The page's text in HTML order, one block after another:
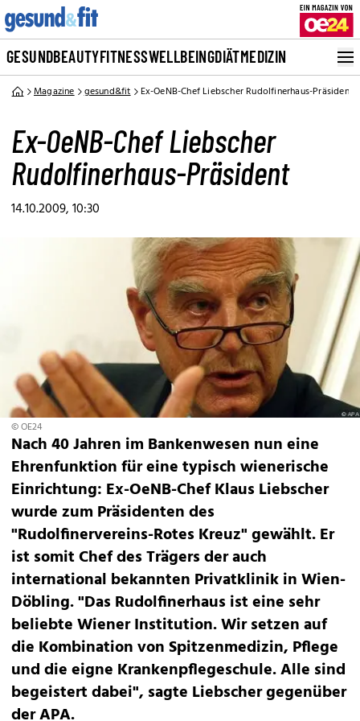
GESUNDBEAUTYFITNESSWELLBEINGDIÄTMEDIZIN
Magazine gesund&fit Ex-OeNB-Chef Liebscher Rudolfinerhaus-Präsident
Ex-OeNB-Chef Liebscher
Rudolfinerhaus-Präsident
14.10.2009, 10:30
© OE24
Nach 40 Jahren im Bankenwesen nun eine
Ehrenfunktion für eine typisch wienerische
Einrichtung: Ex-OeNB-Chef Klaus Liebscher
wurde zum Präsidenten des
"Rudolfinervereins-Rotes Kreuz" gewählt. Er
ist somit Chef des Trägers der auch
international bekannten Privatklinik in Wien-
Döbling. "Das Rudolfinerhaus ist eine sehr
beliebte Wiener Institution. Wir setzen auf
die Kombination von Spitzenmedizin, Pflege
und die eigne Krankenpflegeschule. Alle sind
begeistert dabei", sagte Liebscher gegenüber
der APA.